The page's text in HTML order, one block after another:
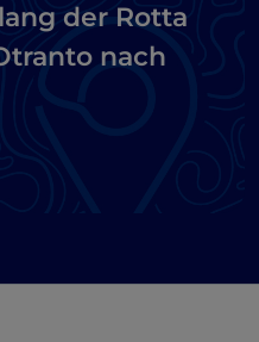
der Rotta
nach